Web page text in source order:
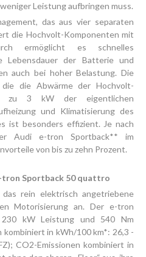
Leistung aufbringen muss.
das aus vier separaten
die Hochvolt-Komponenten mit
ermöglicht es schnelles
Lebensdauer der Batterie und
auch bei hoher Belastung. Die
die die Abwärme der Hochvolt-
zu 3 kW der eigentlichen
und Klimatisierung des
ist besonders effizient. Je nach
Audi e-tron Sportback** im
von bis zu zehn Prozent.
tron Sportback 50 quattro
rein elektrisch angetriebene
Motorisierung an. Der e-tron
kW Leistung und 540 Nm
in kWh/100 km*: 26,3 -
CO2-Emissionen kombiniert in